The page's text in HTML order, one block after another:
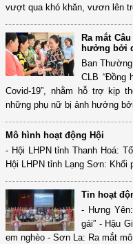
vượt qua khó khăn, vươn lên
Ra mắt
hưởng bởi
Ban
CLB “Đồng
Covid-19”, nhằm hỗ trợ kịp
những phụ nữ bị ảnh hưởng
Mô hình hoạt động Hội
- Hội LHPN tỉnh Thanh Hoá:
Hội LHPN tỉnh Lạng Sơn: Khối
Tin hoạt
- Hưng
gái” - Hậu
em nghèo - Sơn La: Ra mắt